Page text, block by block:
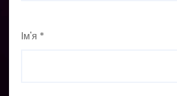
Ім'я *